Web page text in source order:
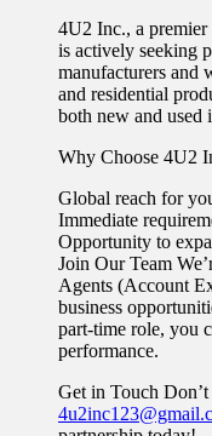
4U2 Inc., a
is actively seeking
manufacturers and
and residential
both new and used
Why Choose 4U2
Global reach for
Immediate
Opportunity to
Join Our Team
Agents (Account
business
part-time role, you
performance.
Get in Touch